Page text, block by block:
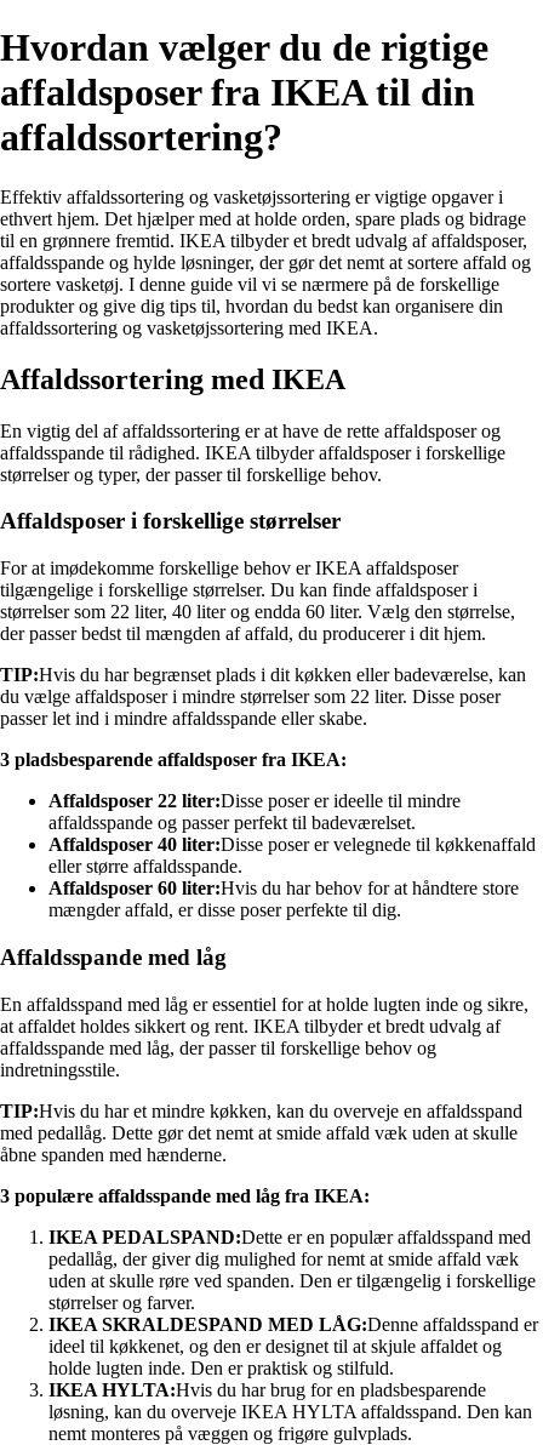
Hvordan vælger du de rigtige
affaldsposer fra IKEA til din
affaldssortering?
Effektiv affaldssortering og vasketøjssortering er vigtige opgaver i
ethvert hjem. Det hjælper med at holde orden, spare plads og bidrage
til en grønnere fremtid. IKEA tilbyder et bredt udvalg af affaldsposer,
affaldsspande og hylde løsninger, der gør det nemt at sortere affald og
sortere vasketøj. I denne guide vil vi se nærmere på de forskellige
produkter og give dig tips til, hvordan du bedst kan organisere din
affaldssortering og vasketøjssortering med IKEA.
Affaldssortering med IKEA
En vigtig del af affaldssortering er at have de rette affaldsposer og
affaldsspande til rådighed. IKEA tilbyder affaldsposer i forskellige
størrelser og typer, der passer til forskellige behov.
Affaldsposer i forskellige størrelser
For at imødekomme forskellige behov er IKEA affaldsposer
tilgængelige i forskellige størrelser. Du kan finde affaldsposer i
størrelser som 22 liter, 40 liter og endda 60 liter. Vælg den størrelse,
der passer bedst til mængden af affald, du producerer i dit hjem.
TIP:Hvis du har begrænset plads i dit køkken eller badeværelse, kan
du vælge affaldsposer i mindre størrelser som 22 liter. Disse poser
passer let ind i mindre affaldsspande eller skabe.
3 pladsbesparende affaldsposer fra IKEA:
Affaldsposer 22 liter:Disse poser er ideelle til mindre
affaldsspande og passer perfekt til badeværelset.
Affaldsposer 40 liter:Disse poser er velegnede til køkkenaffald
eller større affaldsspande.
Affaldsposer 60 liter:Hvis du har behov for at håndtere store
mængder affald, er disse poser perfekte til dig.
Affaldsspande med låg
En affaldsspand med låg er essentiel for at holde lugten inde og sikre,
at affaldet holdes sikkert og rent. IKEA tilbyder et bredt udvalg af
affaldsspande med låg, der passer til forskellige behov og
indretningsstile.
TIP:Hvis du har et mindre køkken, kan du overveje en affaldsspand
med pedallåg. Dette gør det nemt at smide affald væk uden at skulle
åbne spanden med hænderne.
3 populære affaldsspande med låg fra IKEA:
IKEA PEDALSPAND:Dette er en populær affaldsspand med
pedallåg, der giver dig mulighed for nemt at smide affald væk
uden at skulle røre ved spanden. Den er tilgængelig i forskellige
størrelser og farver.
IKEA SKRALDESPAND MED LÅG:Denne affaldsspand er
ideel til køkkenet, og den er designet til at skjule affaldet og
holde lugten inde. Den er praktisk og stilfuld.
IKEA HYLTA:Hvis du har brug for en pladsbesparende
løsning, kan du overveje IKEA HYLTA affaldsspand. Den kan
nemt monteres på væggen og frigøre gulvplads.